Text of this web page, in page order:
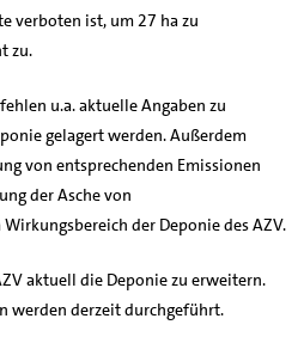
verboten ist, um 27 ha zu
zu.
u.a. aktuelle Angaben zu
gelagert werden. Außerdem
von entsprechenden Emissionen
der Asche von
der Deponie des AZV.
aktuell die Deponie zu erweitern.
werden derzeit durchgeführt.